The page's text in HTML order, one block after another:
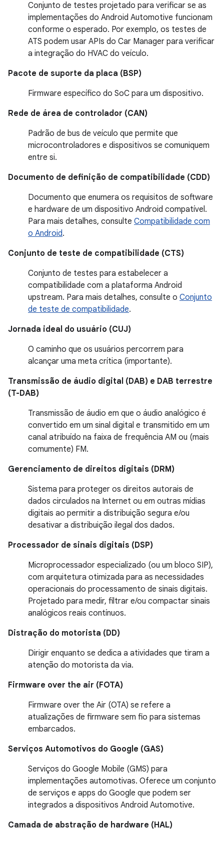
Conjunto de testes projetado para verificar se as
implementações do Android Automotive funcionam
conforme o esperado. Por exemplo, os testes de
ATS podem usar APIs do Car Manager para verificar
a integração do HVAC do veículo.
Pacote de suporte da placa (BSP)
Firmware específico do SoC para um dispositivo.
Rede de área de controlador (CAN)
Padrão de bus de veículo que permite que
microcontroladores e dispositivos se comuniquem
entre si.
Documento de definição de compatibilidade (CDD)
Documento que enumera os requisitos de software
e hardware de um dispositivo Android compatível.
Para mais detalhes, consulte Compatibilidade com
o Android.
Conjunto de teste de compatibilidade (CTS)
Conjunto de testes para estabelecer a
compatibilidade com a plataforma Android
upstream. Para mais detalhes, consulte o Conjunto
de teste de compatibilidade.
Jornada ideal do usuário (CUJ)
O caminho que os usuários percorrem para
alcançar uma meta crítica (importante).
Transmissão de áudio digital (DAB) e DAB terrestre
(T-DAB)
Transmissão de áudio em que o áudio analógico é
convertido em um sinal digital e transmitido em um
canal atribuído na faixa de frequência AM ou (mais
comumente) FM.
Gerenciamento de direitos digitais (DRM)
Sistema para proteger os direitos autorais de
dados circulados na Internet ou em outras mídias
digitais ao permitir a distribuição segura e/ou
desativar a distribuição ilegal dos dados.
Processador de sinais digitais (DSP)
Microprocessador especializado (ou um bloco SIP),
com arquitetura otimizada para as necessidades
operacionais do processamento de sinais digitais.
Projetado para medir, filtrar e/ou compactar sinais
analógicos reais contínuos.
Distração do motorista (DD)
Dirigir enquanto se dedica a atividades que tiram a
atenção do motorista da via.
Firmware over the air (FOTA)
Firmware over the Air (OTA) se refere a
atualizações de firmware sem fio para sistemas
embarcados.
Serviços Automotivos do Google (GAS)
Serviços do Google Mobile (GMS) para
implementações automotivas. Oferece um conjunto
de serviços e apps do Google que podem ser
integrados a dispositivos Android Automotive.
Camada de abstração de hardware (HAL)